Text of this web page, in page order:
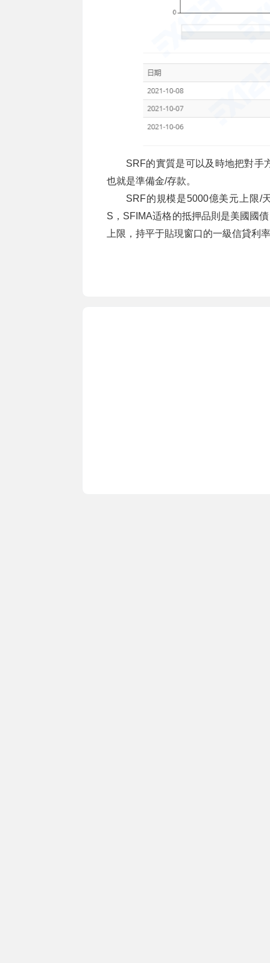
SRF的實質是可以及時地把對手
也就是準備金/存款。
SRF的規模是5000億美元上限/
S，SFIMA适格的抵押品則是美國國
上限，持平于貼現窗口的一級信貸利